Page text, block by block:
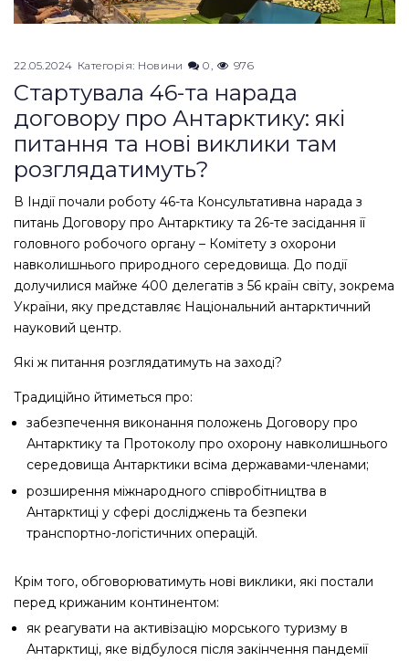
22.05.2024 Категорія: Новини 0 976
Стартувала 46-та нарада
договору про Антарктику: які
питання та нові виклики там
розглядатимуть?
В Індії почали роботу 46-та Консультативна нарада з
питань Договору про Антарктику та 26-те засідання її
головного робочого органу – Комітету з охорони
навколишнього природного середовища. До події
долучилися майже 400 делегатів з 56 країн світу, зокрема
України, яку представляє Національний антарктичний
науковий центр.
Які ж питання розглядатимуть на заході?
Традиційно йтиметься про:
забезпечення виконання положень Договору про
Антарктику та Протоколу про охорону навколишнього
середовища Антарктики всіма державами-членами;
розширення міжнародного співробітництва в
Антарктиці у сфері досліджень та безпеки
транспортно-логістичних операцій.
Крім того, обговорюватимуть нові виклики, які постали
перед крижаним континентом:
як реагувати на активізацію морського туризму в
Антарктиці, яке відбулося після закінчення пандемії